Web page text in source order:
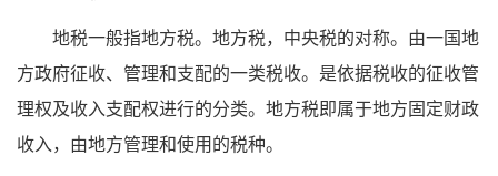
地税一般指地方税。地方税，中央税的对称。由一国地
方政府征收、管理和支配的一类税收。是依据税收的征收管
理权及收入支配权进行的分类。地方税即属于地方固定财政
收入，由地方管理和使用的税种。